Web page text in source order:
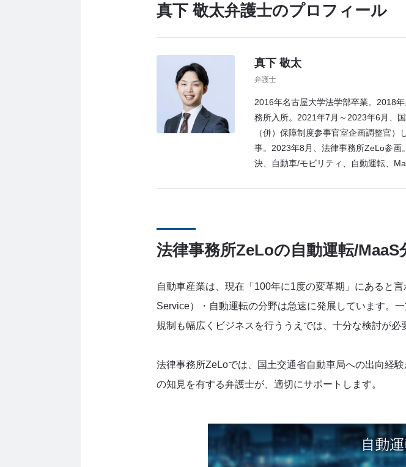
真下 敬太弁護士のプロフィール
真下 敬太
弁護士
2016年名古屋大学法学部卒業。2018
務所入所。2021年7月～2023年6月、
（併）保障制度参事官室企画調整官
事。2023年8月、法律事務所ZeLo参画
決、自動車/モビリティ、自動運転、
法律事務所ZeLoの自動運転/MaaS
自動車産業は、現在「100年に1度の変革期」にあると
Service）・自動運転の分野は急速に発展しています。
規制も幅広くビジネスを行ううえでは、十分な検討が必
法律事務所ZeLoでは、国土交通省自動車局への出向経
の知見を有する弁護士が、適切にサポートします。
自動